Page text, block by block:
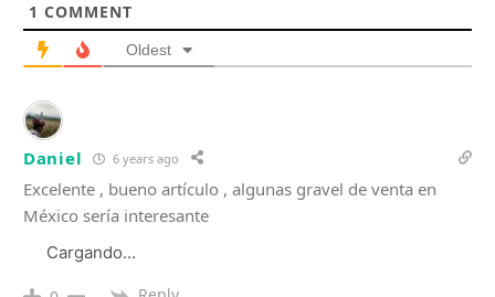
1 COMMENT
Oldest
Daniel 6 years ago
Excelente , bueno artículo , algunas gravel de venta en
México sería interesante
Cargando...